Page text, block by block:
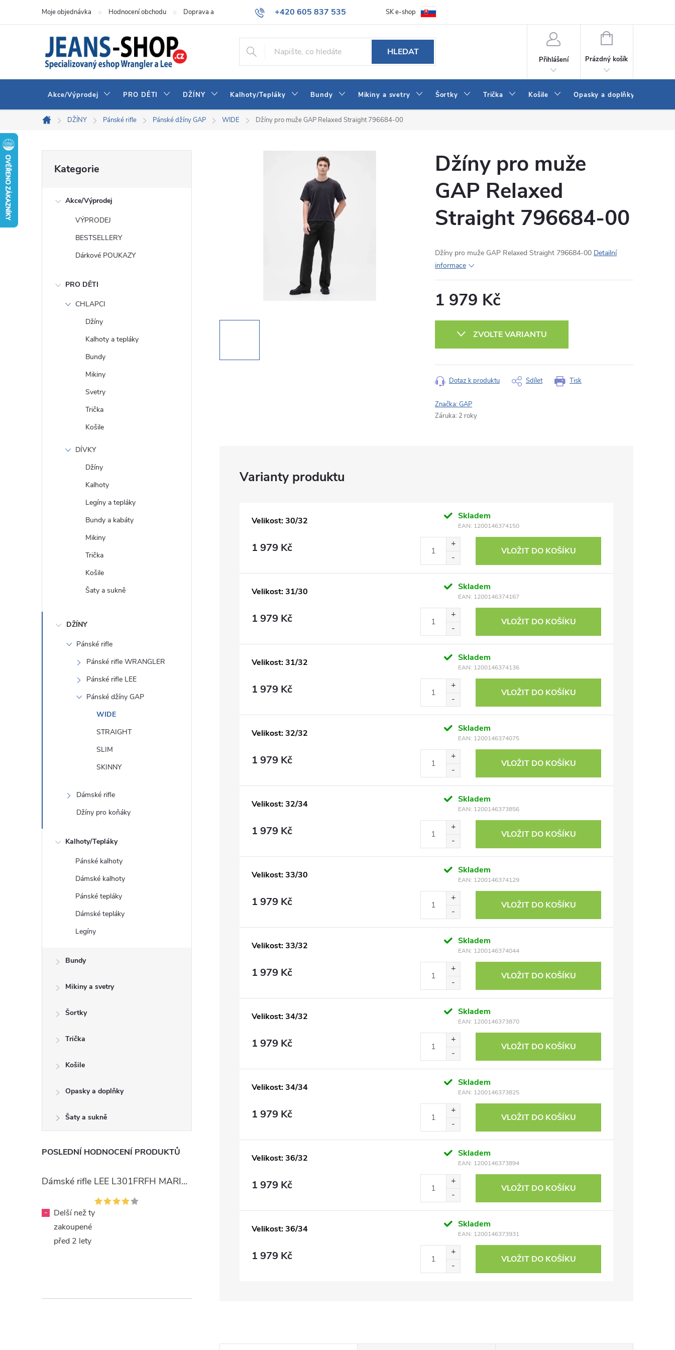
+420 605 837 535
info@jeans-shop.cz
Moje objednávka Hodnocení obchodu Doprava a platba Obchodní podmínky Naše prodejna Blog Kontakt
SK e-shop
HLEDAT
Přihlášení
NÁKUPNÍ
Prázdný košík
Akce/Výprodej PRO DĚTI DŽÍNY Kalhoty/Tepláky Bundy Mikiny a svetry Šortky Trička Košile Opasky a doplňky
Domů
DŽÍNY Pánské rifle Pánské džíny GAP WIDE Džíny pro muže GAP Relaxed Straight 796684-00
kategorie
Kategorie
Akce/Výprodej
VÝPRODEJ
BESTSELLERY
Dárkové POUKAZY
PRO DĚTI
CHLAPCI
Džíny
Kalhoty a tepláky
Bundy
Mikiny
Svetry
Trička
Košile
DÍVKY
Džíny
Kalhoty
Legíny a tepláky
Bundy a kabáty
Mikiny
Trička
Košile
Šaty a sukně
DŽÍNY
Pánské rifle
Pánské rifle WRANGLER
Pánské rifle LEE
Pánské džíny GAP
WIDE
STRAIGHT
SLIM
SKINNY
Dámské rifle
Džíny pro koňáky
Kalhoty/Tepláky
Pánské kalhoty
Dámské kalhoty
Pánské tepláky
Dámské tepláky
Legíny
Bundy
Mikiny a svetry
Šortky
Trička
Košile
Opasky a doplňky
Šaty a sukně
POSLEDNÍ HODNOCENÍ PRODUKTŮ
Dámské rifle LEE L301FRFH MARION STRAIGHT RINSE
-
Delší než ty
zakoupené
před 2 lety
Džíny pro muže
GAP Relaxed
Straight 796684-00
Džíny pro muže GAP Relaxed Straight 796684-00 Detailní
informace
1 979 Kč
ZVOLTE VARIANTU
Tisk
Dotaz k produktu Sdílet
Značka:GAP
Záruka: 2 roky
Velikost: 30/32 Skladem
EAN: 1200146374150
1 979 Kč VLOŽIT DO KOŠÍKU
Velikost: 31/30 Skladem
EAN: 1200146374167
1 979 Kč VLOŽIT DO KOŠÍKU
Velikost: 31/32 Skladem
EAN: 1200146374136
1 979 Kč VLOŽIT DO KOŠÍKU
Velikost: 32/32 Skladem
EAN: 1200146374075
1 979 Kč VLOŽIT DO KOŠÍKU
Velikost: 32/34 Skladem
EAN: 1200146373856
1 979 Kč VLOŽIT DO KOŠÍKU
Velikost: 33/30 Skladem
EAN: 1200146374129
1 979 Kč VLOŽIT DO KOŠÍKU
Velikost: 33/32 Skladem
EAN: 1200146374044
1 979 Kč VLOŽIT DO KOŠÍKU
Velikost: 34/32 Skladem
EAN: 1200146373870
1 979 Kč VLOŽIT DO KOŠÍKU
Velikost: 34/34 Skladem
EAN: 1200146373825
1 979 Kč VLOŽIT DO KOŠÍKU
Velikost: 36/32 Skladem
EAN: 1200146373894
1 979 Kč VLOŽIT DO KOŠÍKU
Velikost: 36/34 Skladem
EAN: 1200146373931
1 979 Kč VLOŽIT DO KOŠÍKU